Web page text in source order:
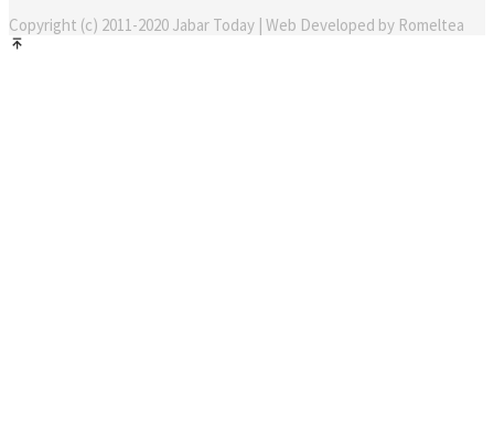
Copyright (c) 2011-2020 Jabar Today | Web Developed by Romeltea